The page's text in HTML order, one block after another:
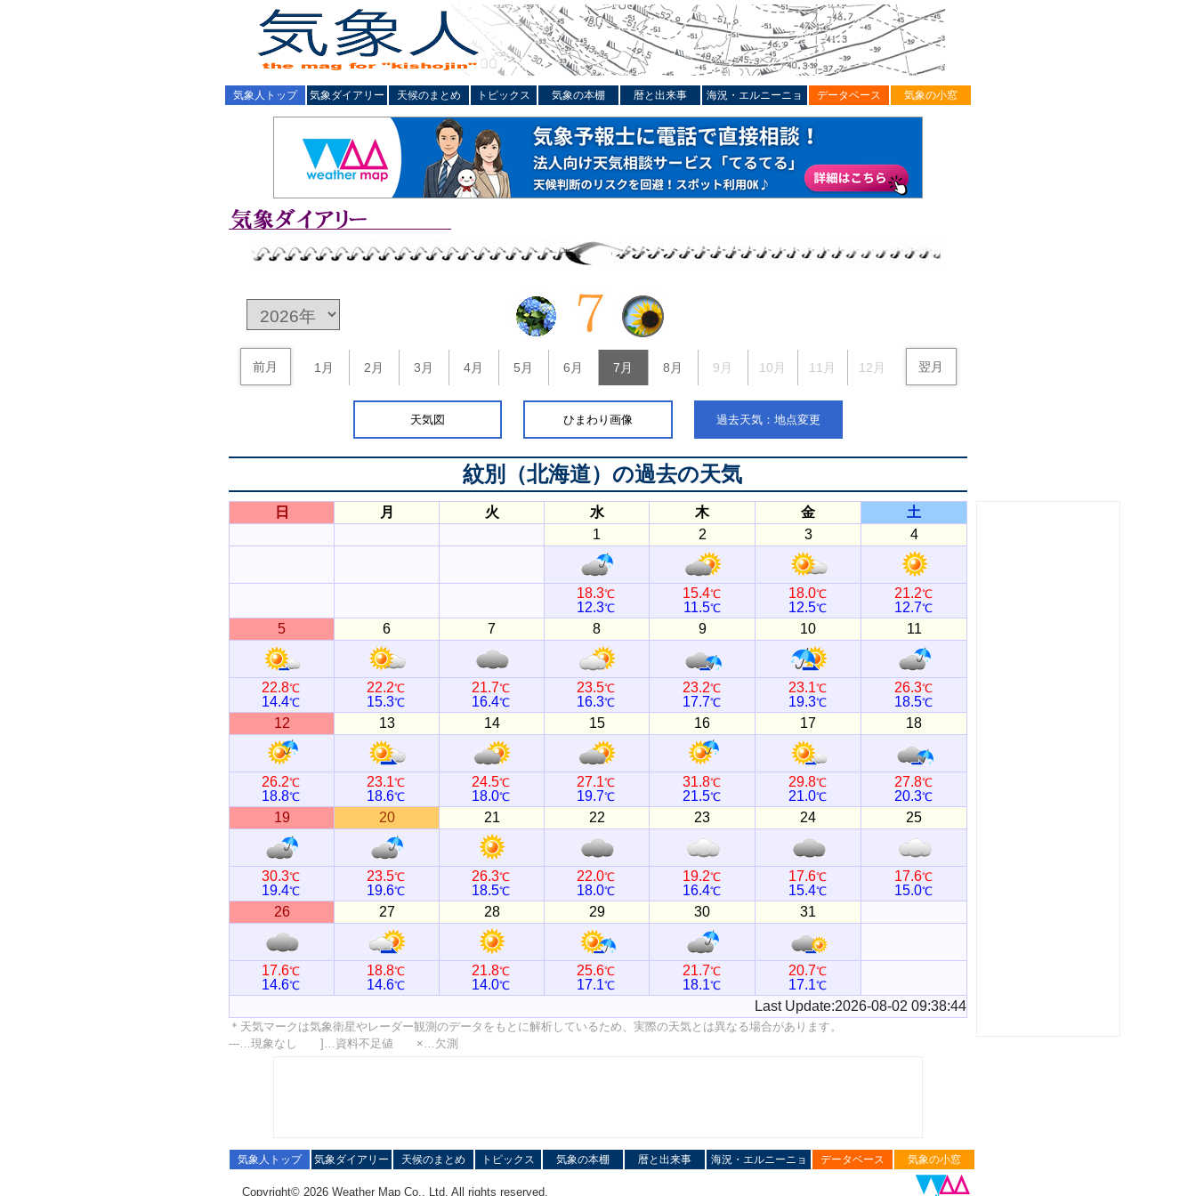
気象人トップ 気象ダイアリー 天候のまとめ トピックス 気象の本棚 暦と出来事 海況・エルニーニョ データベース 気象の小窓
前月 1月 2月 3月 4月 5月 6月 7月 8月 9月 10月 11月 12月 翌月
天気図 ひまわり画像 過去天気：地点変更
紋別（北海道） の過去の天気
日 月 火 水 木 金
土
1
2 3 4
18.3℃
12.3℃
15.4℃
11.5℃
18.0℃
12.5℃
21.2℃
12.7℃
5 6 7 8 9 10 11
22.8℃
14.4℃
22.2℃
15.3℃
21.7℃
16.4℃
23.5℃
16.3℃
23.2℃
17.7℃
23.1℃
19.3℃
26.3℃
18.5℃
12 13 14 15 16 17 18
26.2℃
18.8℃
23.1℃
18.6℃
24.5℃
18.0℃
27.1℃
19.7℃
31.8℃
21.5℃
29.8℃
21.0℃
27.8℃
20.3℃
19 20 21 22 23 24 25
30.3℃
19.4℃
23.5℃
19.6℃
26.3℃
18.5℃
22.0℃
18.0℃
19.2℃
16.4℃
17.6℃
15.4℃
17.6℃
15.0℃
26 27 28 29 30 31
17.6℃
14.6℃
18.8℃
14.6℃
21.8℃
14.0℃
25.6℃
17.1℃
21.7℃
18.1℃
20.7℃
17.1℃
Last Update:2026-08-02 09:38:44
＊天気マークは気象衛星やレーダー観測のデータをもとに解析しているため、実際の天気とは異なる場合があります。
---…現象なし ]…資料不足値 ×…欠測
気象人トップ 気象ダイアリー 天候のまとめ トピックス 気象の本棚 暦と出来事 海況・エルニーニョ データベース 気象の小窓
Copyright© 2026 Weather Map Co., Ltd. All rights reserved.